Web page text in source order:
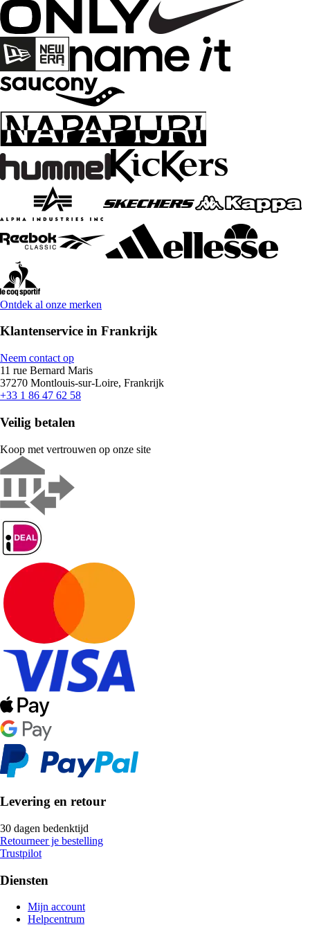
Ontdek al onze merken
Klantenservice in Frankrijk
Neem contact op
11 rue Bernard Maris
37270 Montlouis-sur-Loire, Frankrijk
+33 1 86 47 62 58
Veilig betalen
Koop met vertrouwen op onze site
Levering en retour
30 dagen bedenktijd
Retourneer je bestelling
Trustpilot
Diensten
Mijn account
Helpcentrum